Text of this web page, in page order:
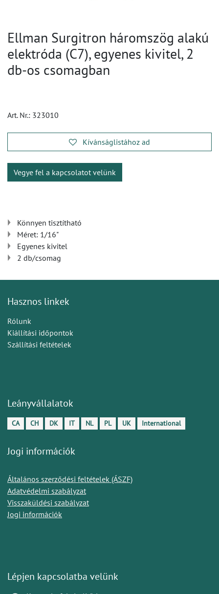
Ellman Surgitron háromszög alakú
elektróda (C7), egyenes kivitel, 2
db-os csomagban
Art. Nr.: 323010
Kívánságlistához ad
Vegye fel a kapcsolatot velünk
Könnyen tisztítható
Méret: 1/16"
Egyenes kivitel
2 db/csomag
Hasznos linkek
Rólunk
Kiállítási időpontok
Szállítási feltételek
Leányvállalatok
CA CH DK IT NL PL UK International
Jogi információk
Általános szerződési feltételek (ÁSZF)
Adatvédelmi szabályzat
Visszaküldési szabályzat
Jogi információk
Lépjen kapcsolatba velünk